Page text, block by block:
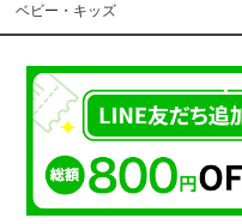
ベビー・キッズ